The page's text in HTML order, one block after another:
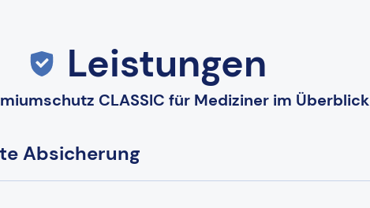
Leistungen
CLASSIC für Mediziner im Überblick
Absicherung